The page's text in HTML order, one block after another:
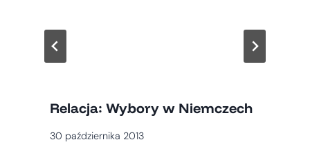
Relacja: Wybory w Niemczech
30 października 2013